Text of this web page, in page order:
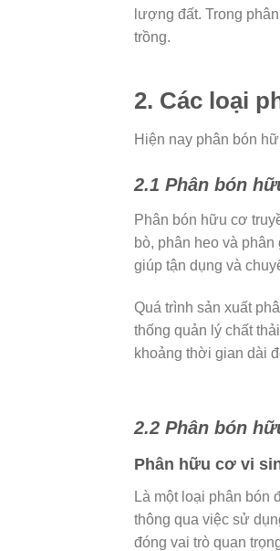
lượng đất. Trong
trồng.
2. Các loại
Hiện nay phân bón
2.1 Phân bón
Phân bón hữu cơ
bò, phân heo và
giúp tận dụng và
Quá trình sản xuất
thống quản lý chất
khoảng thời gian dài
2.2 Phân bón
Phân hữu cơ vi
Là một loại phân bón
thông qua việc sử
đóng vai trò quan